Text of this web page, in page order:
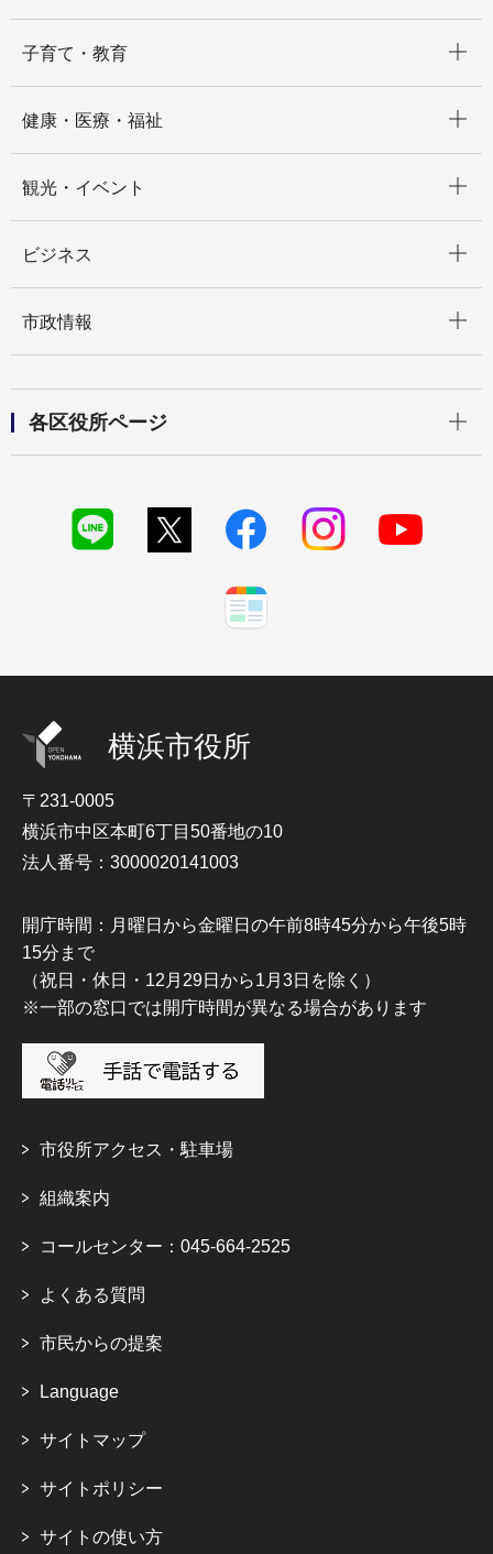
子育て・教育
健康・医療・福祉
観光・イベント
ビジネス
市政情報
各区役所ページ
横浜市役所
〒231-0005
横浜市中区本町6丁目50番地の10
法人番号：3000020141003
開庁時間：月曜日から金曜日の午前8時45分から午後5時
15分まで
（祝日・休日・12月29日から1月3日を除く）
※一部の窓口では開庁時間が異なる場合があります
市役所アクセス・駐車場
組織案内
コールセンター：045-664-2525
よくある質問
市民からの提案
Language
サイトマップ
サイトポリシー
サイトの使い方